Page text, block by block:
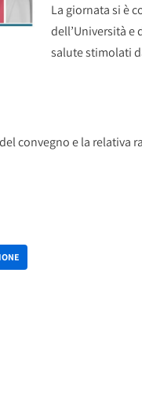
La giornata si è
dell’Università
salute stimolati
convegno e la relativa